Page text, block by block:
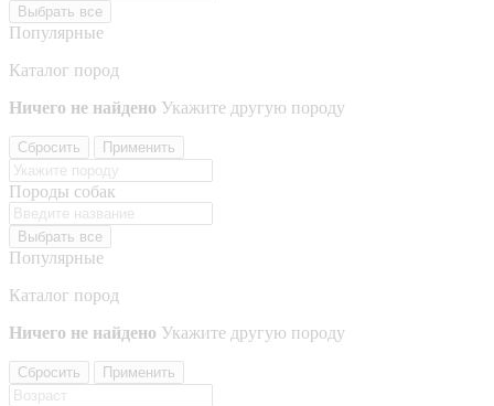
Выбрать все
Популярные
Каталог пород
Ничего не найдено Укажите другую породу
Сбросить Применить
Породы собак
Выбрать все
Популярные
Каталог пород
Ничего не найдено Укажите другую породу
Сбросить Применить